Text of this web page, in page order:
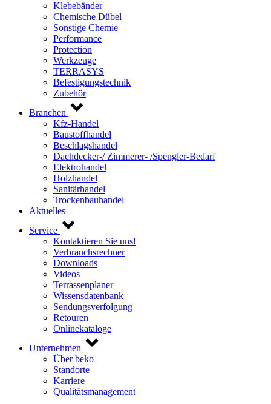
Klebebänder
Chemische Dübel
Sonstige Chemie
Performance
Protection
Werkzeuge
TERRASYS
Befestigungstechnik
Zubehör
Branchen
Kfz-Handel
Baustoffhandel
Beschlagshandel
Dachdecker-/ Zimmerer- /Spengler-Bedarf
Elektrohandel
Holzhandel
Sanitärhandel
Trockenbauhandel
Aktuelles
Service
Kontaktieren Sie uns!
Verbrauchsrechner
Downloads
Videos
Terrassenplaner
Wissensdatenbank
Sendungsverfolgung
Retouren
Onlinekataloge
Unternehmen
Über beko
Standorte
Karriere
Qualitätsmanagement